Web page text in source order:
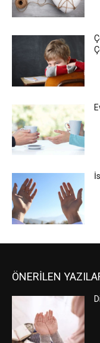
ÖNERİLEN